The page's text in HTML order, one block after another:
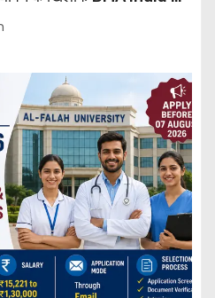
जांच की मांग